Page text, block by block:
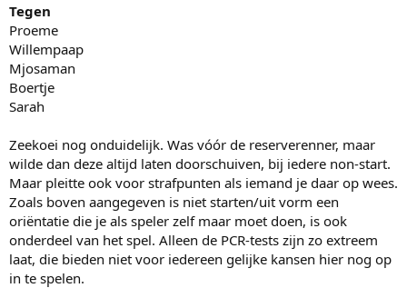
Tegen
Proeme
Willempaap
Mjosaman
Boertje
Sarah
Zeekoei nog onduidelijk. Was vóór de reserverenner, maar
wilde dan deze altijd laten doorschuiven, bij iedere non-start.
Maar pleitte ook voor strafpunten als iemand je daar op wees.
Zoals boven aangegeven is niet starten/uit vorm een
oriëntatie die je als speler zelf maar moet doen, is ook
onderdeel van het spel. Alleen de PCR-tests zijn zo extreem
laat, die bieden niet voor iedereen gelijke kansen hier nog op
in te spelen.